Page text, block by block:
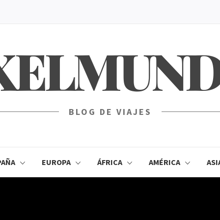
BLOG DE VIAJES
EUROPA ÁFRICA AMÉRICA